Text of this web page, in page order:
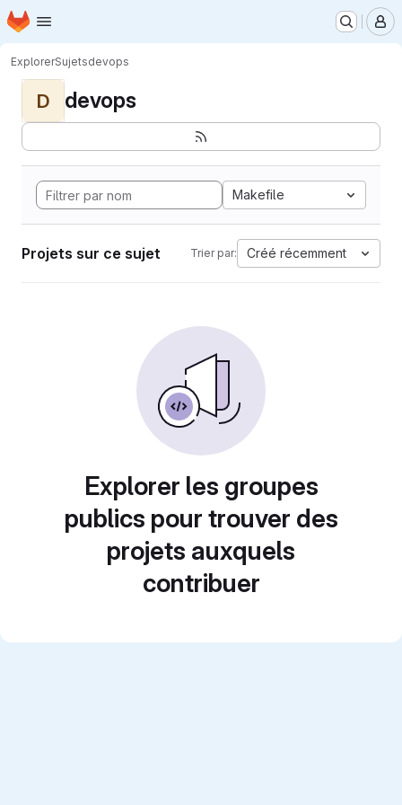
Passer au contenu principal
Page d'accueil
ExplorerSujetsdevops
D devops
Makefile
Projets sur ce sujet Trier par: Créé récemment
Explorer les groupes
publics pour trouver des
projets auxquels
contribuer